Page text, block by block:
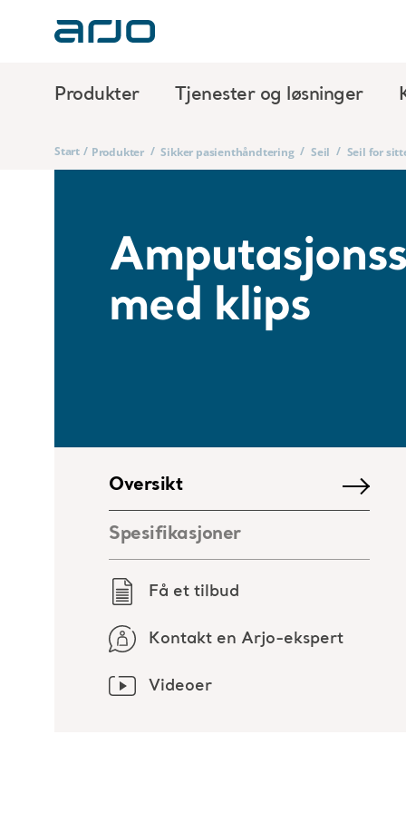
Produkter Tjenester og løsninger
Start / Produkter / Sikker pasienthåndtering / Seil / Seil for
med klips
Oversikt
Spesifikasjoner
Få et tilbud
Kontakt en Arjo-ekspert
Videoer